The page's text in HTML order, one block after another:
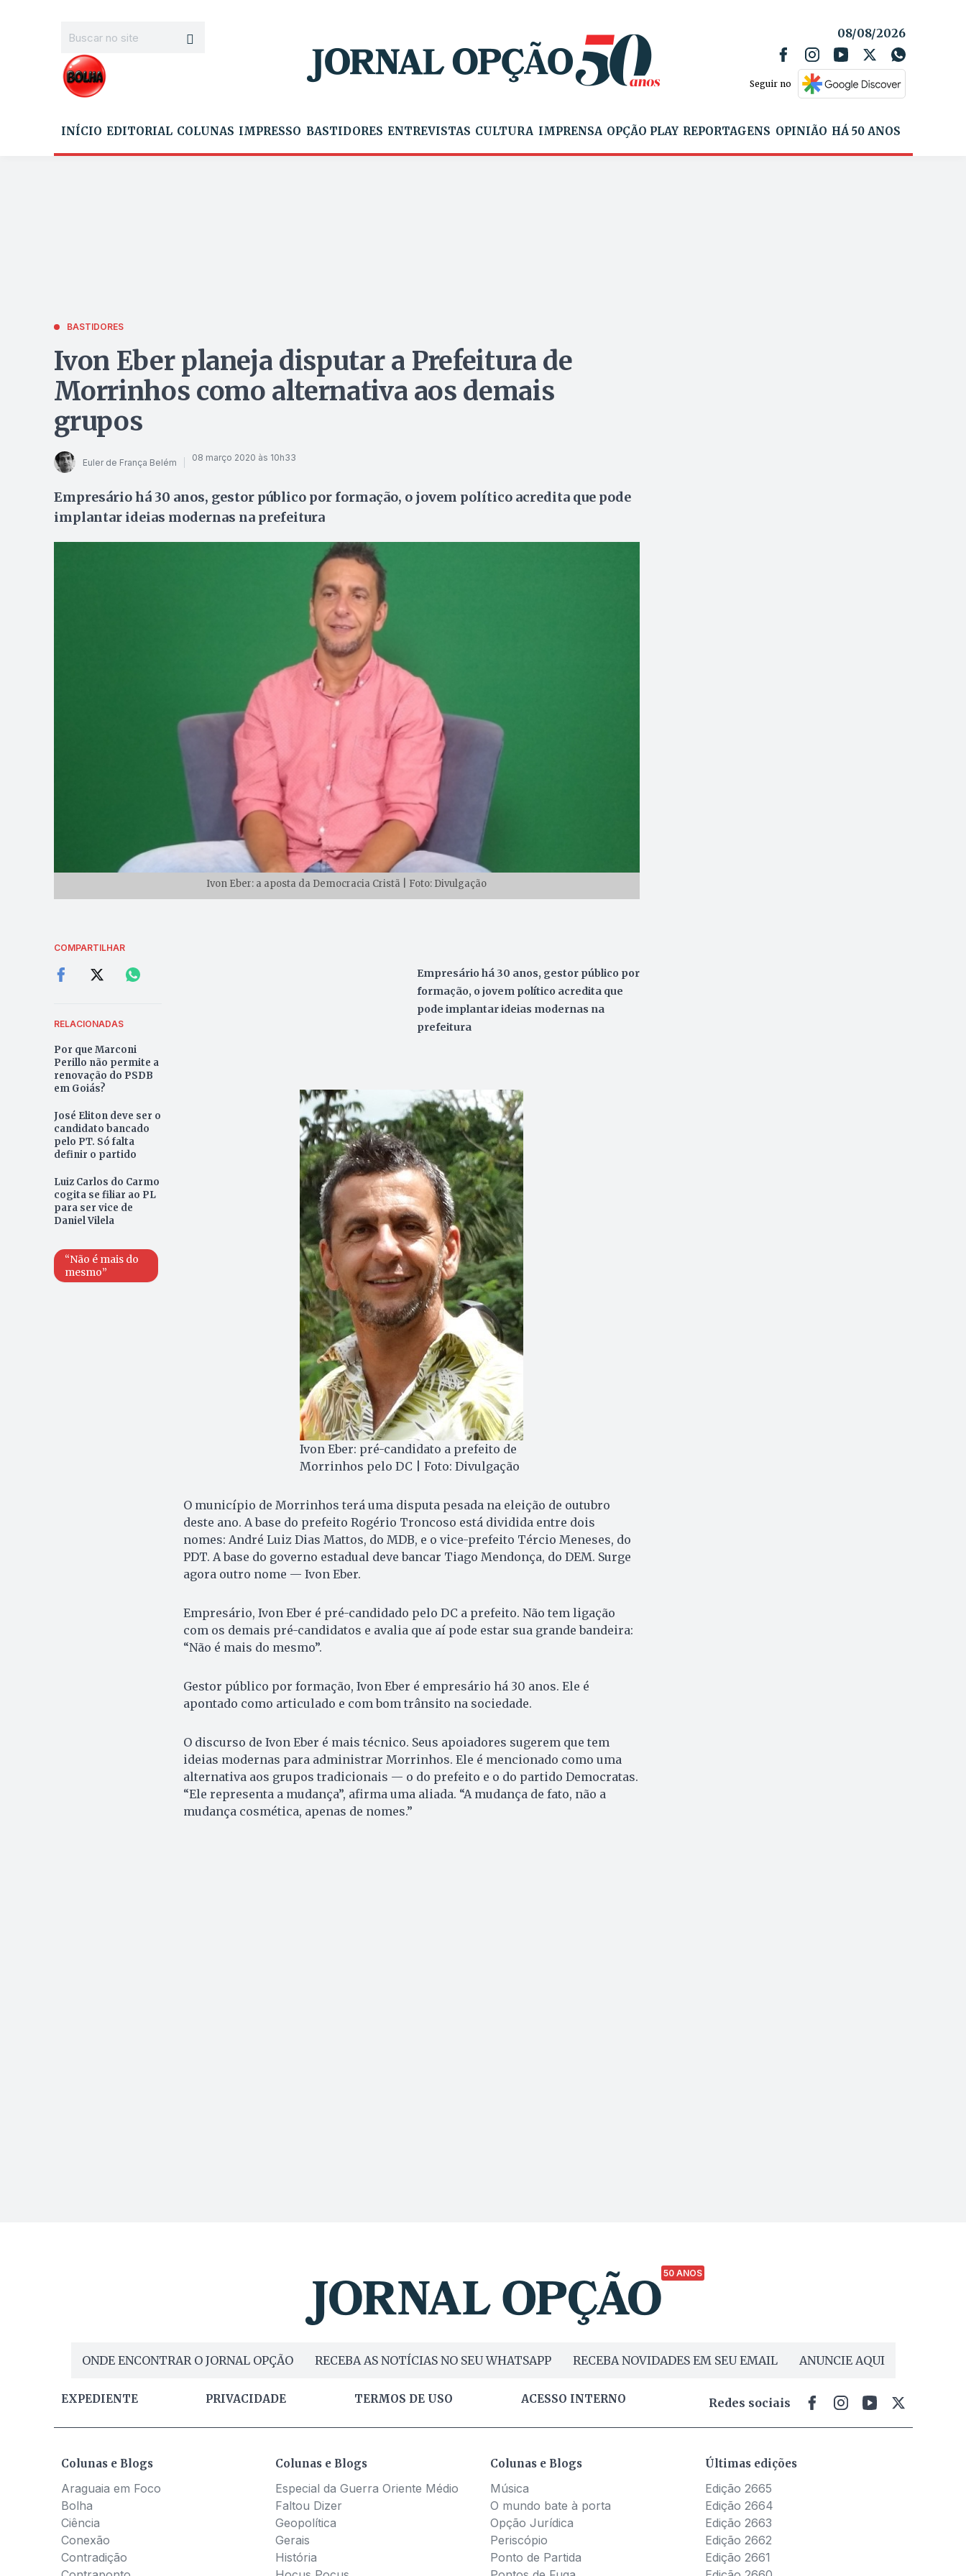
08/08/2026
Seguir no
INÍCIO EDITORIAL COLUNAS IMPRESSO BASTIDORES ENTREVISTAS CULTURA IMPRENSA OPÇÃO PLAY REPORTAGENS OPINIÃO HÁ 50 ANOS
BASTIDORES
Ivon Eber planeja disputar a Prefeitura de
Morrinhos como alternativa aos demais
grupos
Euler de França Belém 08 março 2020 às 10h33
Empresário há 30 anos, gestor público por formação, o jovem político acredita que pode
implantar ideias modernas na prefeitura
Ivon Eber: a aposta da Democracia Cristã | Foto: Divulgação
COMPARTILHAR
RELACIONADAS
Por que Marconi
Perillo não permite a
renovação do PSDB
em Goiás?
José Eliton deve ser o
candidato bancado
pelo PT. Só falta
definir o partido
Luiz Carlos do Carmo
cogita se filiar ao PL
para ser vice de
Daniel Vilela
“Não é mais do
mesmo”
Empresário há 30 anos, gestor público por
formação, o jovem político acredita que
pode implantar ideias modernas na
prefeitura
Ivon Eber: pré-candidato a prefeito de
Morrinhos pelo DC | Foto: Divulgação
O município de Morrinhos terá uma disputa pesada na eleição de outubro
deste ano. A base do prefeito Rogério Troncoso está dividida entre dois
nomes: André Luiz Dias Mattos, do MDB, e o vice-prefeito Tércio Meneses, do
PDT. A base do governo estadual deve bancar Tiago Mendonça, do DEM. Surge
agora outro nome — Ivon Eber.
Empresário, Ivon Eber é pré-candidado pelo DC a prefeito. Não tem ligação
com os demais pré-candidatos e avalia que aí pode estar sua grande bandeira:
“Não é mais do mesmo”.
Gestor público por formação, Ivon Eber é empresário há 30 anos. Ele é
apontado como articulado e com bom trânsito na sociedade.
O discurso de Ivon Eber é mais técnico. Seus apoiadores sugerem que tem
ideias modernas para administrar Morrinhos. Ele é mencionado como uma
alternativa aos grupos tradicionais — o do prefeito e o do partido Democratas.
“Ele representa a mudança”, afirma uma aliada. “A mudança de fato, não a
mudança cosmética, apenas de nomes.”
50 ANOS
ONDE ENCONTRAR O JORNAL OPÇÃO RECEBA AS NOTÍCIAS NO SEU WHATSAPP RECEBA NOVIDADES EM SEU EMAIL ANUNCIE AQUI
EXPEDIENTE PRIVACIDADE TERMOS DE USO ACESSO INTERNO Redes sociais
Colunas e Blogs
Araguaia em Foco
Bolha
Ciência
Conexão
Contradição
Colunas e Blogs
Especial da Guerra Oriente Médio
Faltou Dizer
Geopolítica
Gerais
História
Colunas e Blogs
Música
O mundo bate à porta
Opção Jurídica
Periscópio
Ponto de Partida
Últimas edições
Edição 2665
Edição 2664
Edição 2663
Edição 2662
Edição 2661